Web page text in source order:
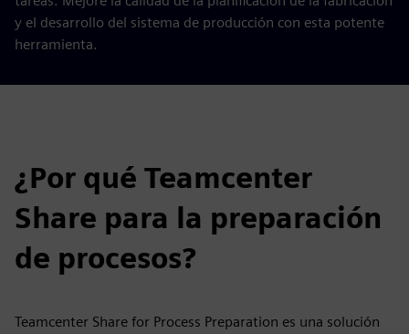
y el desarrollo del sistema de producción con esta potente
herramienta.
¿Por qué Teamcenter
Share para la preparación
de procesos?
Teamcenter Share for Process Preparation es una solución